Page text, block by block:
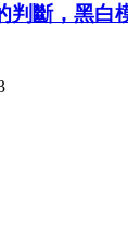
判斷，黑白